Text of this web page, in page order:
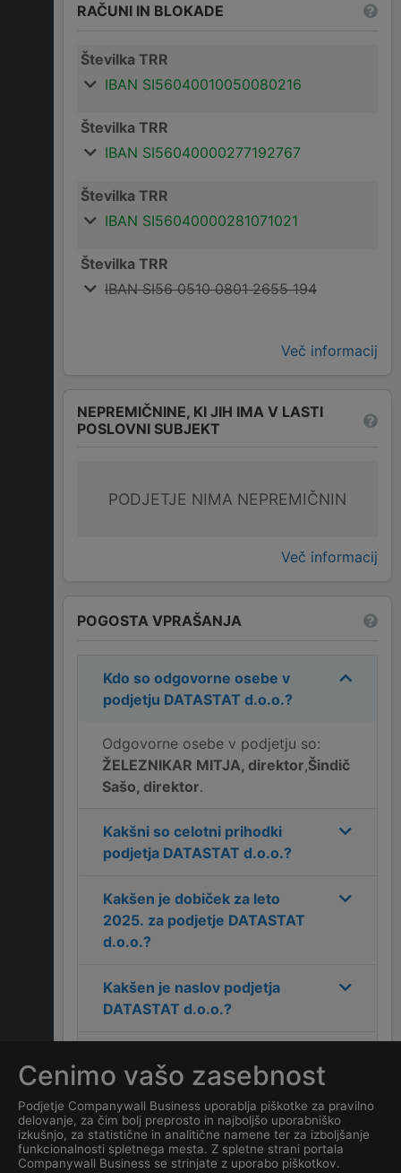
RAČUNI IN BLOKADE
Številka TRR
IBAN SI56040010050080216
Številka TRR
IBAN SI56040000277192767
Številka TRR
IBAN SI56040000281071021
Številka TRR
IBAN SI56 0510 0801 2655 194
Več informacij
NEPREMIČNINE, KI JIH IMA V LASTI
POSLOVNI SUBJEKT
PODJETJE NIMA NEPREMIČNIN
Več informacij
POGOSTA VPRAŠANJA
Kdo so odgovorne osebe v
podjetju DATASTAT d.o.o.?
Odgovorne osebe v podjetju so:
ŽELEZNIKAR MITJA, direktor,Šindič
Sašo, direktor.
Kakšni so celotni prihodki
podjetja DATASTAT d.o.o.?
Kakšen je dobiček za leto
2025. za podjetje DATASTAT
d.o.o.?
Kakšen je naslov podjetja
DATASTAT d.o.o.?
DATASTAT d.o.o. ?
Koliko zaposlenih ima
podjetjeDATASTAT d.o.o.?
Cenimo vašo zasebnost
Podjetje Companywall Business uporablja piškotke za pravilno
delovanje, za čim bolj preprosto in najboljšo uporabniško
izkušnjo, za statistične in analitične namene ter za izboljšanje
funkcionalnosti spletnega mesta. Z spletne strani portala
Companywall Business se strinjate z uporabo piškotkov.